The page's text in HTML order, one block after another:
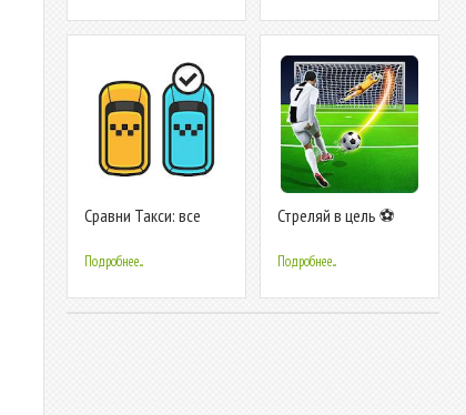
Сравни Такси: все
Подробнее...
Стреляй в цель ⚽️
2019
Подробнее...